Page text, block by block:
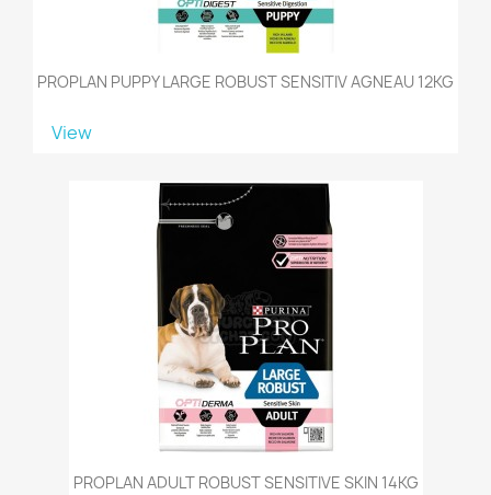
PROPLAN PUPPY LARGE ROBUST SENSITIV AGNEAU 12KG
View
PROPLAN ADULT ROBUST SENSITIVE SKIN 14KG